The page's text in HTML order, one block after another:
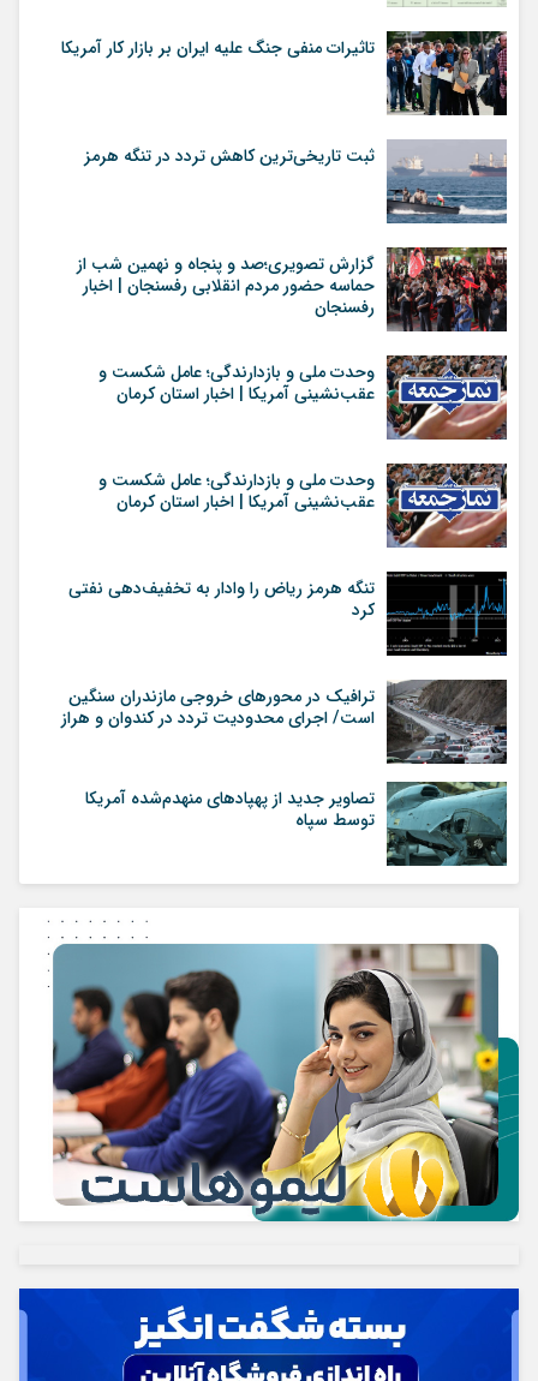
تاثیرات منفی جنگ علیه ایران بر بازار کار آمریکا
ثبت تاریخی‌ترین کاهش تردد در تنگه هرمز
گزارش تصویری؛صد و پنجاه و نهمین شب از
حماسه حضور مردم انقلابی رفسنجان | اخبار
رفسنجان
وحدت ملی و بازدارندگی؛ عامل شکست و
عقب‌نشینی آمریکا | اخبار استان کرمان
وحدت ملی و بازدارندگی؛ عامل شکست و
عقب‌نشینی آمریکا | اخبار استان کرمان
تنگه هرمز ریاض را وادار به تخفیف‌دهی نفتی
کرد
ترافیک در محورهای خروجی مازندران سنگین
است/ اجرای محدودیت تردد در کندوان و هراز
تصاویر جدید از پهپاد‌های منهدم‌شده آمریکا
توسط سپاه